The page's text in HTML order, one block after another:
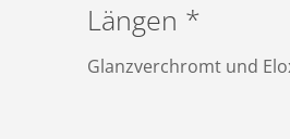
Längen *
Glanzverchromt und